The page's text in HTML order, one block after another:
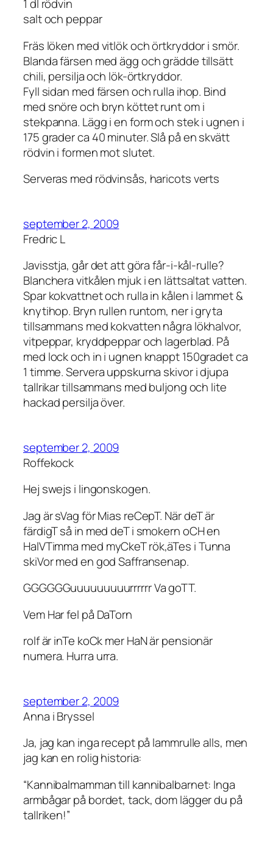
1 dl rödvin
salt och peppar
Fräs löken med vitlök och örtkryddor i smör.
Blanda färsen med ägg och grädde tillsätt
chili, persilja och lök-örtkryddor.
Fyll sidan med färsen och rulla ihop. Bind
med snöre och bryn köttet runt om i
stekpanna. Lägg i en form och stek i ugnen i
175 grader ca 40 minuter. Slå på en skvätt
rödvin i formen mot slutet.
Serveras med rödvinsås, haricots verts
september 2, 2009
Fredric L
Javisstja, går det att göra får-i-kål-rulle?
Blanchera vitkålen mjuk i en lättsaltat vatten.
Spar kokvattnet och rulla in kålen i lammet &
knytihop. Bryn rullen runtom, ner i gryta
tillsammans med kokvatten några lökhalvor,
vitpeppar, kryddpeppar och lagerblad. På
med lock och in i ugnen knappt 150gradet ca
1 timme. Servera uppskurna skivor i djupa
tallrikar tillsammans med buljong och lite
hackad persilja över.
september 2, 2009
Roffekock
Hej swejs i lingonskogen.
Jag är sVag för Mias reCepT. När deT är
färdigT så in med deT i smokern oCH en
HalVTimma med myCkeT rök,äTes i Tunna
skiVor med en god Saffransenap.
GGGGGGuuuuuuuuurrrrrr Va goTT.
Vem Har fel på DaTorn
rolf är inTe koCk mer HaN är pensionär
numera. Hurra urra.
september 2, 2009
Anna i Bryssel
Ja, jag kan inga recept på lammrulle alls, men
jag kan en rolig historia:
“Kannibalmamman till kannibalbarnet: Inga
armbågar på bordet, tack, dom lägger du på
tallriken!”